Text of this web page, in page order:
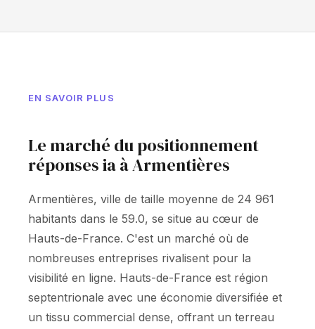
EN SAVOIR PLUS
Le marché du positionnement
réponses ia à Armentières
Armentières, ville de taille moyenne de 24 961
habitants dans le 59.0, se situe au cœur de
Hauts-de-France. C'est un marché où de
nombreuses entreprises rivalisent pour la
visibilité en ligne. Hauts-de-France est région
septentrionale avec une économie diversifiée et
un tissu commercial dense, offrant un terreau